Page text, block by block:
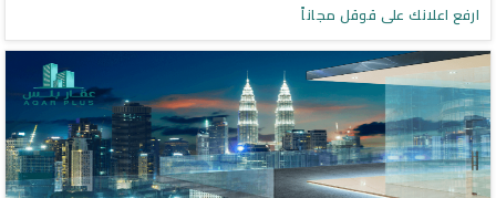
ارفع اعلانك على قوقل مجاناً